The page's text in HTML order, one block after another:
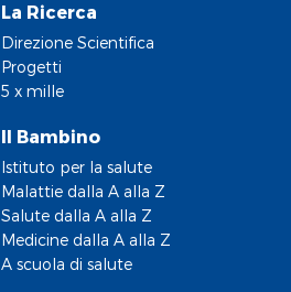
La Ricerca
Direzione Scientifica
Progetti
5 x mille
Il Bambino
Istituto per la salute
Malattie dalla A alla Z
Salute dalla A alla Z
Medicine dalla A alla Z
A scuola di salute